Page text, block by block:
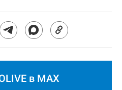
в MAX